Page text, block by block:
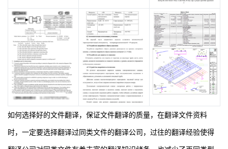
如何选择好的文件翻译，保证文件翻译的质量，在翻译文件资料
时，一定要选择翻译过同类文件的翻译公司，过往的翻译经验使得